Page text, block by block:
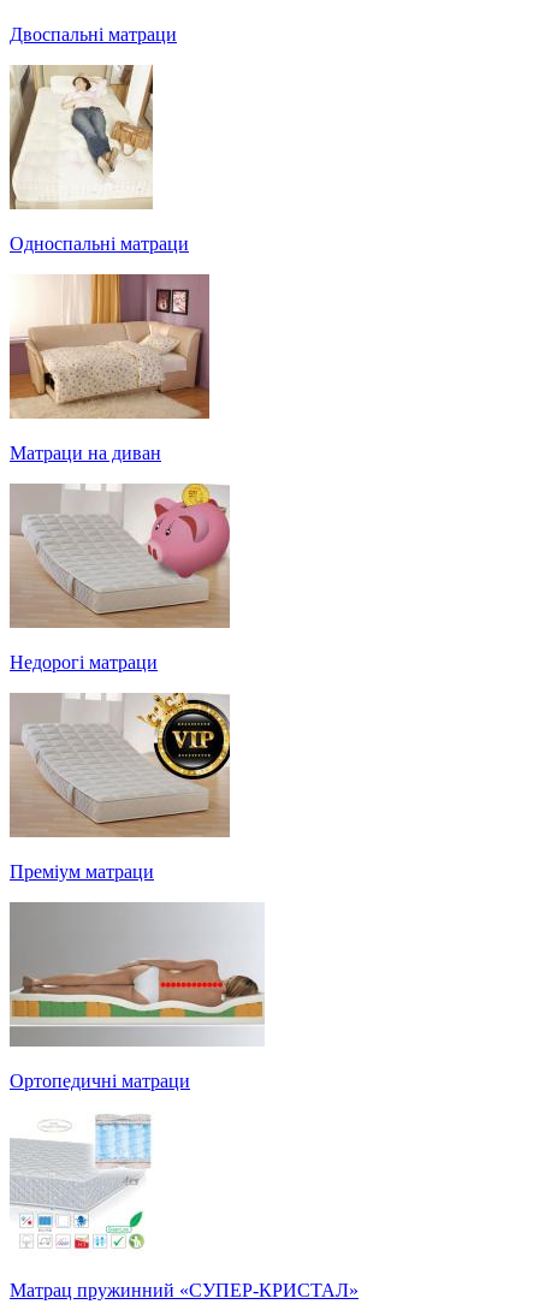
Двоспальні матраци
Односпальні матраци
Матраци на диван
Недорогі матраци
Преміум матраци
Ортопедичні матраци
Матрац пружинний «СУПЕР-КРИСТАЛ»